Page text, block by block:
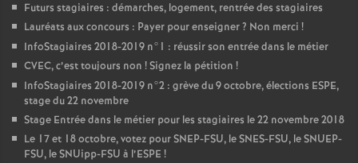
Futurs stagiaires : démarches, logement, rentrée des stagiaires
Lauréats aux concours : Payer pour enseigner? Non merci !
InfoStagiaires 2018-2019 n°1 : réussir son entrée dans le métier
CVEC, c’est toujours non ! Signez la pétition !
InfoStagiaires 2018-2019 n°2 : grève du 9 octobre, élections ESPE,
stage du 22 novembre
Stage Entrée dans le métier pour les stagiaires le 22 novembre 2018
Le 17 et 18 octobre, votez pourSNEP-FSU, leSNES-FSU, leSNUEP-
FSU, le SNUipp-FSU à l’ESPE !